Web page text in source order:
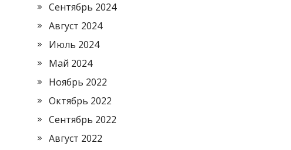
Сентябрь 2024
Август 2024
Июль 2024
Май 2024
Ноябрь 2022
Октябрь 2022
Сентябрь 2022
Август 2022